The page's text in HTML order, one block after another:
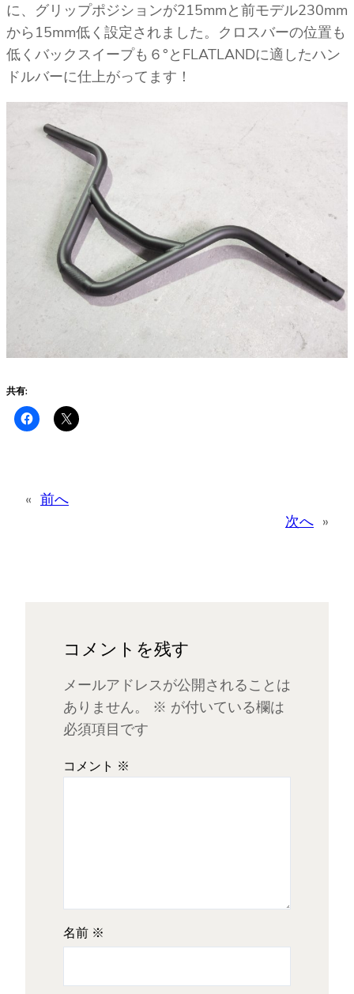
に、グリップポジションが215mmと前モデル230mm
から15mm低く設定されました。クロスバーの位置も
低くバックスイープも６°とFLATLANDに適したハン
ドルバーに仕上がってます！
共有:
« 前へ
次へ »
コメントを残す
メールアドレスが公開されることは
ありません。
※ が付いている欄は
必須項目です
コメント ※
名前 ※